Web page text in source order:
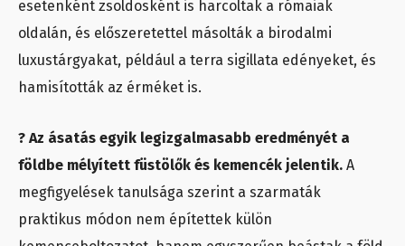
esetenként zsoldosként is harcoltak a rómaiak
oldalán, és előszeretettel másolták a birodalmi
luxustárgyakat, például a terra sigillata edényeket, és
hamisították az érméket is.
? Az ásatás egyik legizgalmasabb eredményét a
földbe mélyített füstölők és kemencék jelentik. A
megfigyelések tanulsága szerint a szarmaták
praktikus módon nem építettek külön